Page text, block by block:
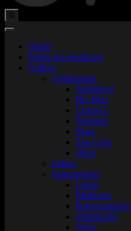
0
Home
Todos los productos
Cultivo
Fertilizantes
Advanced
Bio Bizz
Cuatro L
Namaste
Skog
Top Crop
Otros
Indoor
Instrumentos
Lupas
Medicion
Pulverizadores
Ventilación
Otros